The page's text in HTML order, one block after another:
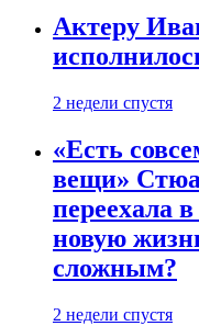
Актеру
2 недели спустя
«Есть
вещи»
переехала
новую
сложным?
2 недели спустя